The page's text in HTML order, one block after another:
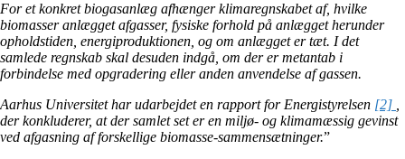
For et konkret biogasanlæg afhænger klimaregnskabet af, hvilke
biomasser anlægget afgasser, fysiske forhold på anlægget herunder
opholdstiden, energiproduktionen, og om anlægget er tæt. I det
samlede regnskab skal desuden indgå, om der er metantab i
forbindelse med opgradering eller anden anvendelse af gassen.
Aarhus Universitet har udarbejdet en rapport for Energistyrelsen [2]
der konkluderer, at der samlet set er en miljø- og klimamæssig gevinst
ved afgasning af forskellige biomasse-sammensætninger.”